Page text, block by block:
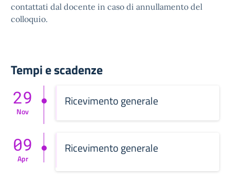
contattati dal docente in caso di annullamento del
colloquio.
Tempi e scadenze
Ricevimento generale
29
Nov
Ricevimento generale
09
Apr